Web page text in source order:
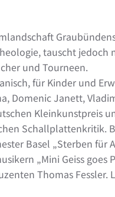
tauscht jedoch
und Tourneen.
für Kinder und
Domenic Janett,
Kleinkunstpreis
Basel „Sterben für
„Mini Geiss goes
Thomas